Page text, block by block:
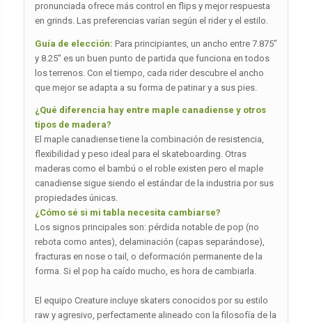
pronunciada ofrece más control en flips y mejor respuesta
en grinds. Las preferencias varían según el rider y el estilo.
Guía de elección: Para principiantes, un ancho entre 7.875″
y 8.25″ es un buen punto de partida que funciona en todos
los terrenos. Con el tiempo, cada rider descubre el ancho
que mejor se adapta a su forma de patinar y a sus pies.
¿Qué diferencia hay entre maple canadiense y otros
tipos de madera?
El maple canadiense tiene la combinación de resistencia,
flexibilidad y peso ideal para el skateboarding. Otras
maderas como el bambú o el roble existen pero el maple
canadiense sigue siendo el estándar de la industria por sus
propiedades únicas.
¿Cómo sé si mi tabla necesita cambiarse?
Los signos principales son: pérdida notable de pop (no
rebota como antes), delaminación (capas separándose),
fracturas en nose o tail, o deformación permanente de la
forma. Si el pop ha caído mucho, es hora de cambiarla.
El equipo Creature incluye skaters conocidos por su estilo
raw y agresivo, perfectamente alineado con la filosofía de la